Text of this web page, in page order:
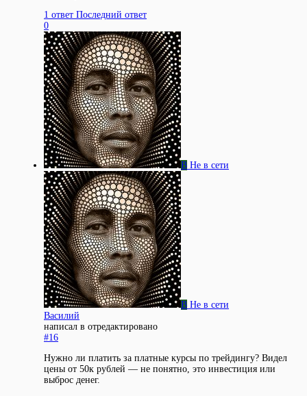
1 ответ Последний ответ
0
В Не в сети
В Не в сети
Василий
написал в отредактировано
#16
Нужно ли платить за платные курсы по трейдингу? Видел
цены от 50к рублей — не понятно, это инвестиция или
выброс денег.